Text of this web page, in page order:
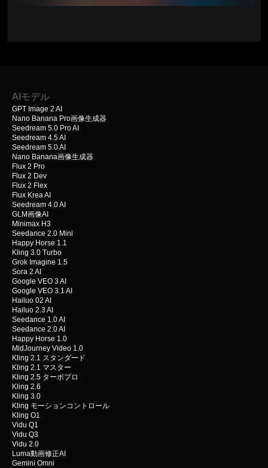
AIモデル
GPT Image 2 AI
Nano Banana Pro画像生成器
Seedream 5.0 Pro AI
Seedream 4.5 AI
Seedream 5.0 AI
Nano Banana画像生成器
Flux 2 Pro
Flux 2 Dev
Flux 2 Flex
Flux Krea AI
Seedream 4.0 AI
GLM画像AI
Minimax H3
Seedance 2.0 Mini
Happy Horse 1.1
Kling 3.0 Turbo
Grok Imagine 1.5
Sora 2 AI
Google VEO 3 AI
Google VEO 3.1 AI
Hailuo 02 AI
Hailuo 2.3 AI
Seedance 1.0 AI
Seedance 2.0 AI
Happy Horse 1.0
MidJourney Video 1.0
Kling 2.1 スタンダード
Kling 2.1 マスター
Kling 2.5 ターボプロ
Kling 2.6
Kling 3.0
Kling モーションコントロール
Kling O1
Vidu Q1
Vidu Q3
Vidu 2.0
Luma動画修正AI
Gemini Omni